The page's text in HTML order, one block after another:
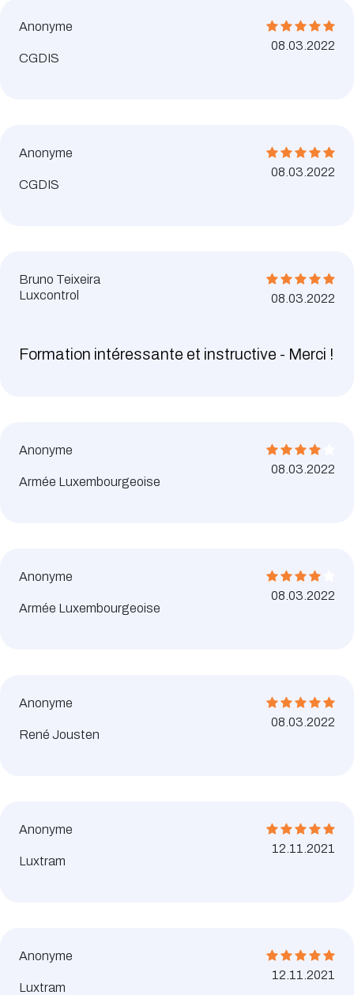
Anonyme
CGDIS
08.03.2022
Anonyme
CGDIS
08.03.2022
Bruno Teixeira
Luxcontrol
08.03.2022
Formation intéressante et instructive - Merci !
Anonyme
Armée Luxembourgeoise
08.03.2022
Anonyme
Armée Luxembourgeoise
08.03.2022
Anonyme
René Jousten
08.03.2022
Anonyme
Luxtram
12.11.2021
Anonyme
Luxtram
12.11.2021